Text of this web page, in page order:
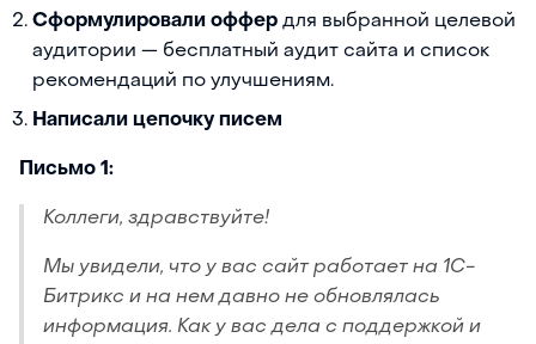
Сформулировали оффер для выбранной целевой
аудитории — бесплатный аудит сайта и список
рекомендаций по улучшениям.
Написали цепочку писем
Письмо 1:
Коллеги, здравствуйте!
Мы увидели, что у вас сайт работает на 1С-
Битрикс и на нем давно не обновлялась
информация. Как у вас дела с поддержкой и